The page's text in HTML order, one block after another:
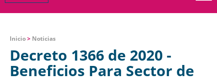
Inicio> Noticias
Decreto 1366 de 2020 -
Beneficios Para Sector de